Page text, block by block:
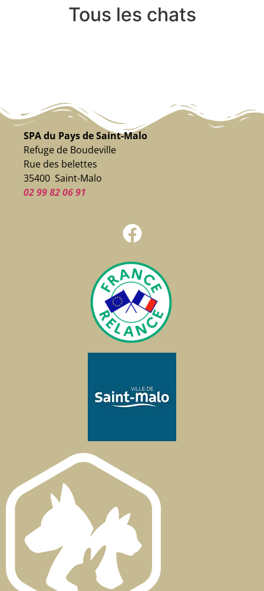
Tous les chats
SPA du Pays de Saint-Malo
Refuge de Boudeville
Rue des belettes
35400 Saint-Malo
02 99 82 06 91